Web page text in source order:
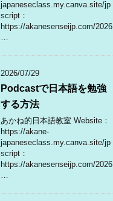
japaneseclass.my.canva.site/jp
script：
https://akanesenseijp.com/2026
2026/07/29
Podcastで日本語を勉強
する方法
あかね的日本語教室 Website：
https://akane-
japaneseclass.my.canva.site/jp
script：
https://akanesenseijp.com/2026